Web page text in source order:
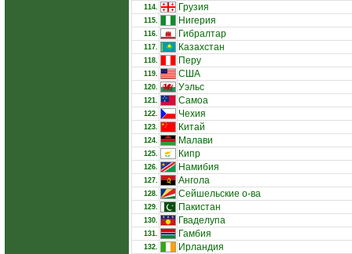
114. Грузия
115. Нигерия
116. Гибралтар
117. Казахстан
118. Перу
119. США
120. Уэльс
121. Самоа
122. Чехия
123. Китай
124. Малави
125. Кипр
126. Намибия
127. Ангола
128. Сейшельские о-ва
129. Пакистан
130. Гваделупа
131. Гамбия
132. Ирландия